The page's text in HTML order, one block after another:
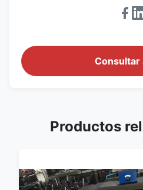
Consultar
Productos